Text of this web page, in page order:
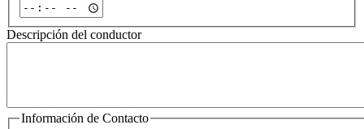
Descripción del conductor
Información de Contacto